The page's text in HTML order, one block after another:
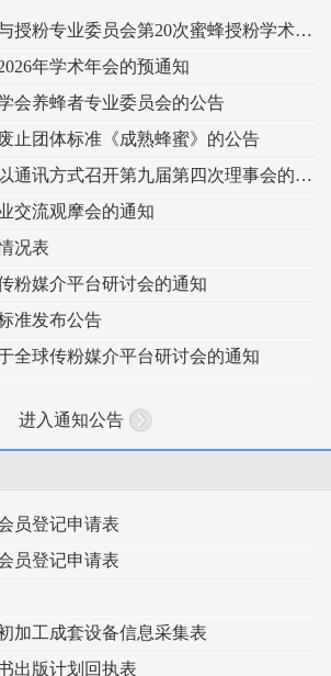
中国养蜂学会蜜源与授粉专业委员会第20次蜜蜂授粉学术交流会暨向日葵授粉现场观摩会通知 （第二轮）
年学术年会的预通知
会养蜂者专业委员会的公告
止团体标准《成熟蜂蜜》的公告
中国养蜂学会关于以通讯方式召开第九届第四次理事会的通知
交流观摩会的通知
况表
粉媒介平台研讨会的通知
准发布公告
全球传粉媒介平台研讨会的通知
进入通知公告
员登记申请表
员登记申请表
加工成套设备信息采集表
出版计划回执表